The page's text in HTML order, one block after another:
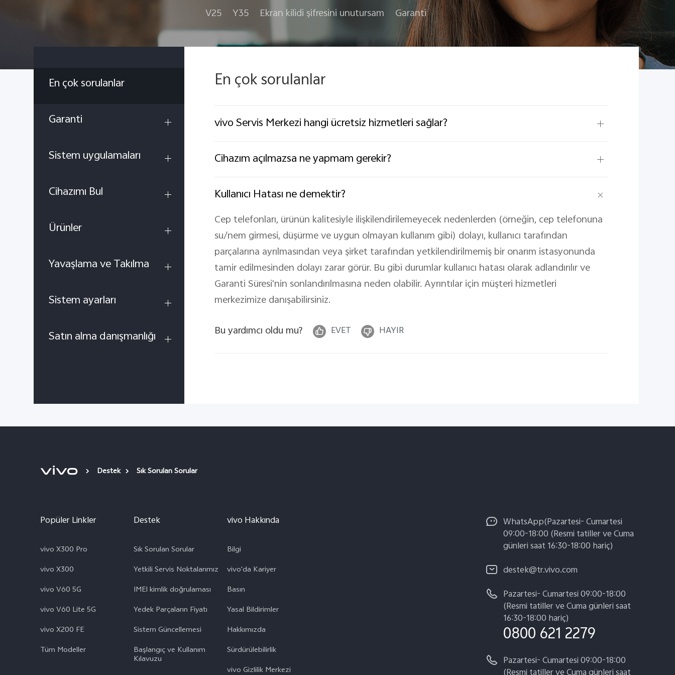
V25 Y35 Ekran kilidi şifresini unutursam Garanti
En çok sorulanlar
Garanti
Sistem uygulamaları
Cihazımı Bul
Ürünler
Yavaşlama ve Takılma
Sistem ayarları
Satın alma danışmanlığı
En çok sorulanlar
vivo Servis Merkezi hangi ücretsiz hizmetleri sağlar?
Cihazım açılmazsa ne yapmam gerekir?
Kullanıcı Hatası ne demektir?
Cep telefonları, ürünün kalitesiyle ilişkilendirilemeyecek nedenlerden (örneğin, cep telefonuna
su/nem girmesi, düşürme ve uygun olmayan kullanım gibi) dolayı, kullanıcı tarafından
parçalarına ayrılmasından veya şirket tarafından yetkilendirilmemiş bir onarım istasyonunda
tamir edilmesinden dolayı zarar görür. Bu gibi durumlar kullanıcı hatası olarak adlandırılır ve
Garanti Süresi'nin sonlandırılmasına neden olabilir. Ayrıntılar için müşteri hizmetleri
merkezimize danışabilirsiniz.
Bu yardımcı oldu mu?
EVET HAYIR
Destek Sık Sorulan Sorular
Popüler Linkler
vivo X300 Pro
vivo X300
vivo V60 5G
vivo V60 Lite 5G
vivo X200 FE
Tüm Modeller
Destek
Sık Sorulan Sorular
Yetkili Servis Noktalarımız
IMEI kimlik doğrulaması
Yedek Parçaların Fiyatı
Sistem Güncellemesi
Başlangıç ve Kullanım ​​
Kılavuzu
vivo Hakkında
Bilgi
vivo'da Kariyer
Basın
Yasal Bildirimler
Hakkımızda
Sürdürülebilirlik
vivo Gizlilik Merkezi
WhatsApp(Pazartesi- Cumartesi
09:00-18:00 (Resmi tatiller ve Cuma
günleri saat 16:30-18:00 hariç)
destek@tr.vivo.com
Pazartesi- Cumartesi 09:00-18:00
(Resmi tatiller ve Cuma günleri saat
16:30-18:00 hariç)
0800 621 2279
Pazartesi- Cumartesi 09:00-18:00